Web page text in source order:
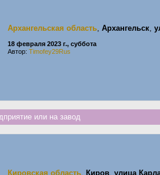
Архангельская область, Архангельск,
18 февраля 2023 г., суббота
Автор: Timofey29Rus
или на завод
Кировская область, Киров, улица